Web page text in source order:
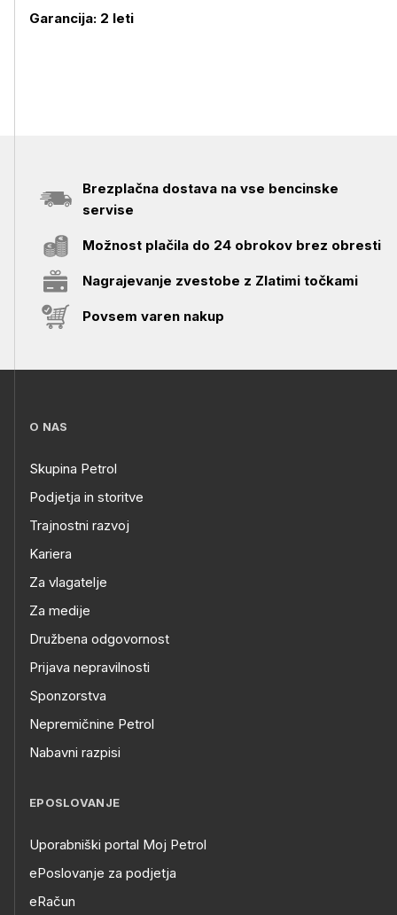
Garancija: 2 leti
Brezplačna dostava na vse bencinske
servise
Možnost plačila do 24 obrokov brez obresti
Nagrajevanje zvestobe z Zlatimi točkami
Povsem varen nakup
O NAS
Skupina Petrol
Podjetja in storitve
Trajnostni razvoj
Kariera
Za vlagatelje
Za medije
Družbena odgovornost
Prijava nepravilnosti
Sponzorstva
Nepremičnine Petrol
Nabavni razpisi
EPOSLOVANJE
Uporabniški portal Moj Petrol
ePoslovanje za podjetja
eRačun